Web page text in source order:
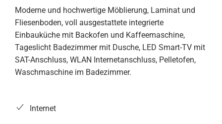
Moderne und hochwertige Möblierung, Laminat und
Fliesenboden, voll ausgestattete integrierte
Einbauküche mit Backofen und Kaffeemaschine,
Tageslicht Badezimmer mit Dusche, LED Smart-TV mit
SAT-Anschluss, WLAN Internetanschluss, Pelletofen,
Waschmaschine im Badezimmer.
Internet